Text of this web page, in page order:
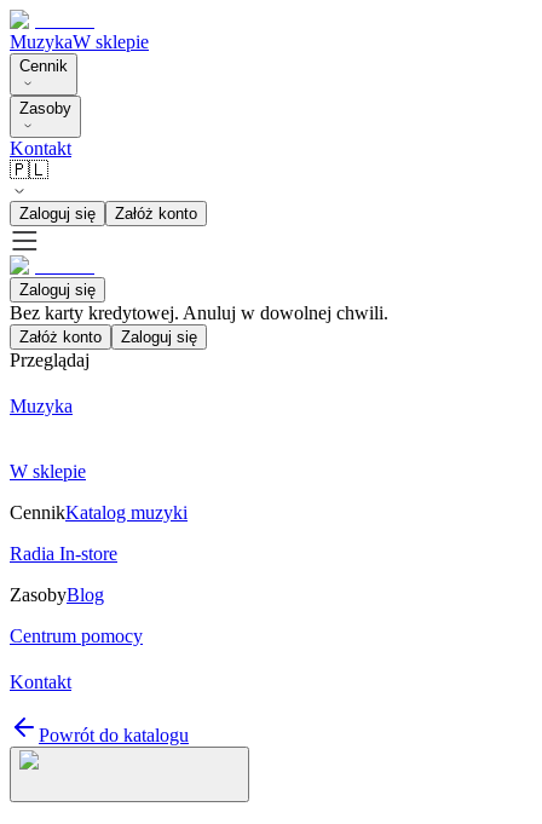
MuzykaW sklepie
Cennik
Zasoby
Kontakt
🇵🇱
Zaloguj się Załóż konto
Zaloguj się
Bez karty kredytowej. Anuluj w dowolnej chwili.
Załóż konto Zaloguj się
Przeglądaj
Muzyka
W sklepie
CennikKatalog muzyki
Radia In-store
ZasobyBlog
Centrum pomocy
Kontakt
Powrót do katalogu